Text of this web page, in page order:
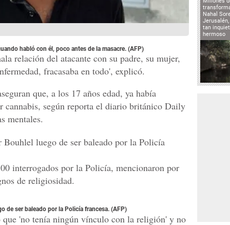
habló con él, poco antes de la masacre. (AFP)
relación del atacante con su padre, su mujer,
fracasaba en todo', explicó.
que, a los 17 años edad, ya había
cannabis, según reporta el diario británico Daily
mentales.
luego de ser baleado por la Policía
interrogados por la Policía, mencionaron por
de religiosidad.
de ser baleado por la Policía francesa. (AFP)
que 'no tenía ningún vínculo con la religión' y no
Nahal
tan
hermoso